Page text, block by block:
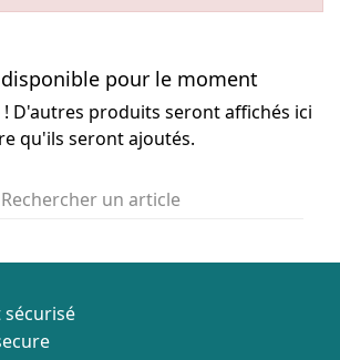
pour le moment
! D'autres produits seront affichés ici
qu'ils seront ajoutés.
sécurisé